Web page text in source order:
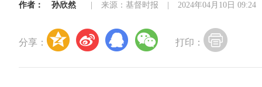
作者： 孙欣然 来源：基督时报 2024年04月10日 09:24
分享： 打印：